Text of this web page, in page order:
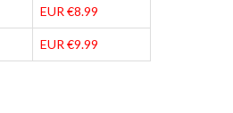
EUR €8.99
EUR €9.99